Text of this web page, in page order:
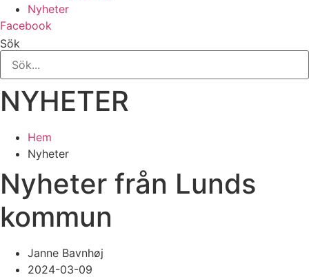
Nyheter
Facebook
Sök
NYHETER
Hem
Nyheter
Nyheter från Lunds
kommun
Janne Bavnhøj
2024-03-09